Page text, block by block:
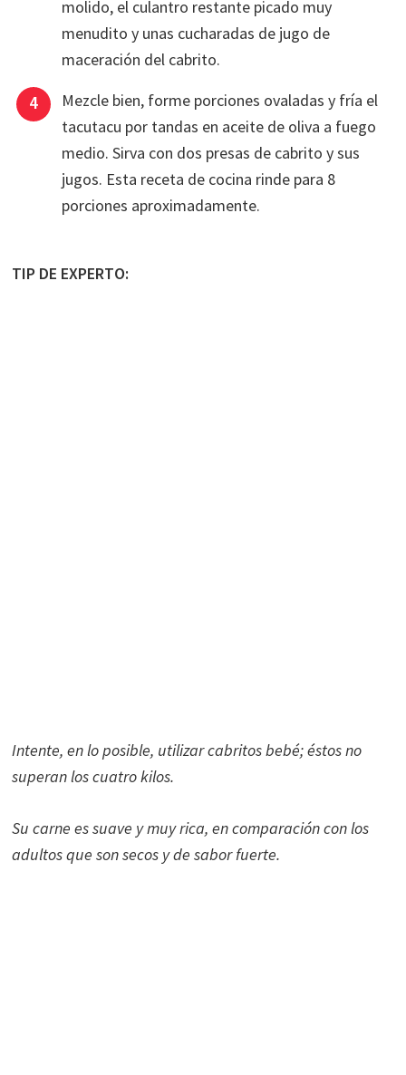
molido, el culantro restante picado muy
menudito y unas cucharadas de jugo de
maceración del cabrito.
Mezcle bien, forme porciones ovaladas y fría el
tacutacu por tandas en aceite de oliva a fuego
medio. Sirva con dos presas de cabrito y sus
jugos. Esta receta de cocina rinde para 8
porciones aproximadamente.
TIP DE EXPERTO:
Intente, en lo posible, utilizar cabritos bebé; éstos no
superan los cuatro kilos.
Su carne es suave y muy rica, en comparación con los
adultos que son secos y de sabor fuerte.